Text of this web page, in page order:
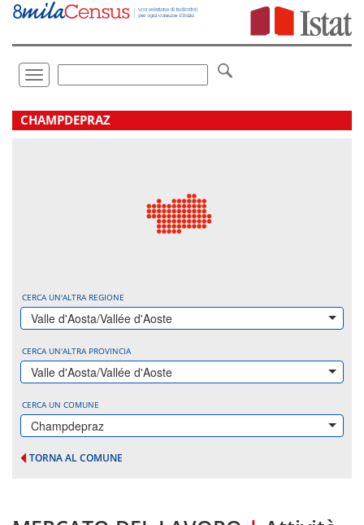
Vai
direttamente
Toggle
navigation
.
CHAMPDEPRAZ
CERCA UN'ALTRA REGIONE
Valle d'Aosta/Vallée d'Aoste
CERCA UN'ALTRA PROVINCIA
Valle d'Aosta/Vallée d'Aoste
CERCA UN COMUNE
Champdepraz
TORNA AL COMUNE